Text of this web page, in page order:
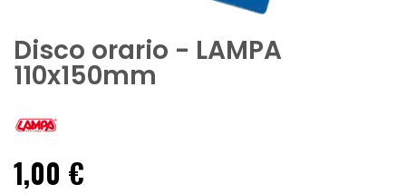
Disco orario - LAMPA
110x150mm
1,00 €